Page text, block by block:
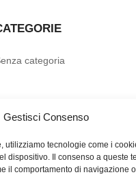
Gestisci Consenso
utilizziamo tecnologie come i
dispositivo. Il consenso a queste
il comportamento di navigazione
categoria